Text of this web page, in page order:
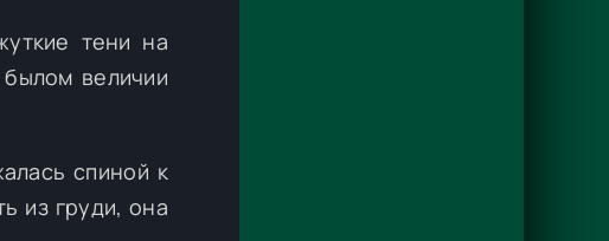
тени на
величии
спиной к
из груди, она